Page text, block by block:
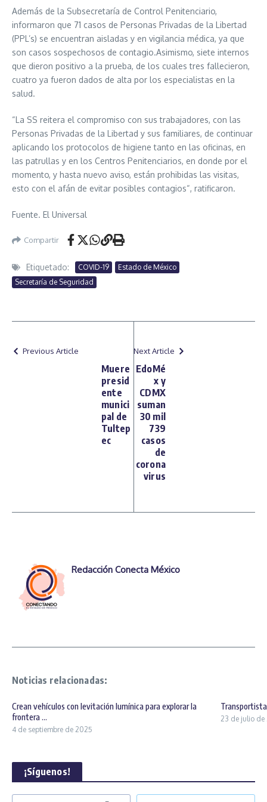
Además de la Subsecretaría de Control Penitenciario,
informaron que 71 casos de Personas Privadas de la Libertad
(PPL’s) se encuentran aisladas y en vigilancia médica, ya que
son casos sospechosos de contagio.Asimismo, siete internos
que dieron positivo a la prueba, de los cuales tres fallecieron,
cuatro ya fueron dados de alta por los especialistas en la
salud.
“La SS reitera el compromiso con sus trabajadores, con las
Personas Privadas de la Libertad y sus familiares, de continuar
aplicando los protocolos de higiene tanto en las oficinas, en
las patrullas y en los Centros Penitenciarios, en donde por el
momento, y hasta nuevo aviso, están prohibidas las visitas,
esto con el afán de evitar posibles contagios“, ratificaron.
Fuente. El Universal
Compartir
Etiquetado: COVID-19
Estado de México
Secretaría de Seguridad
Previous Article
Muere
presid
ente
munici
pal de
Tultep
ec
Next Article
EdoMé
x y
CDMX
suman
30 mil
739
casos
de
corona
virus
Redacción Conecta México
Noticias relacionadas:
Crean vehículos con levitación lumínica para explorar la
frontera ...
4 de septiembre de 2025
23 de julio de
¡Síguenos!